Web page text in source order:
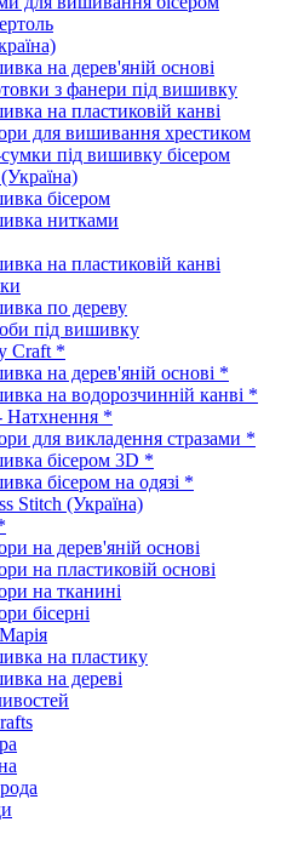
на дерев'яній основі
з фанери під вишивку
на пластиковій канві
для вишивання хрестиком
під вишивку бісером
бісером
нитками
на пластиковій канві
по дереву
під вишивку
Craft *
на дерев'яній основі *
на водорозчинній канві *
Натхнення *
для викладення стразами *
бісером 3D *
бісером на одязі *
Stitch (Україна)
на дерев'яній основі
на пластиковій основі
на тканині
бісерні
на пластику
на дереві